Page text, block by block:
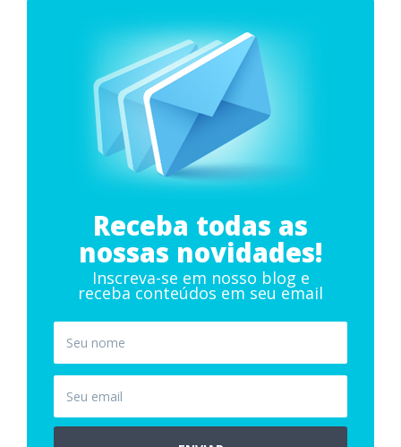
Receba todas as
nossas novidades!
Inscreva-se em nosso blog e
receba conteúdos em seu email